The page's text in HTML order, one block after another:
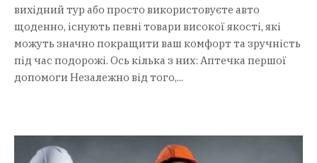
вихідний тур або просто використовуєте авто
щоденно, існують певні товари високої якості, які
можуть значно покращити ваш комфорт та зручність
під час подорожі. Ось кілька з них: Аптечка першої
допомоги Незалежно від того,...